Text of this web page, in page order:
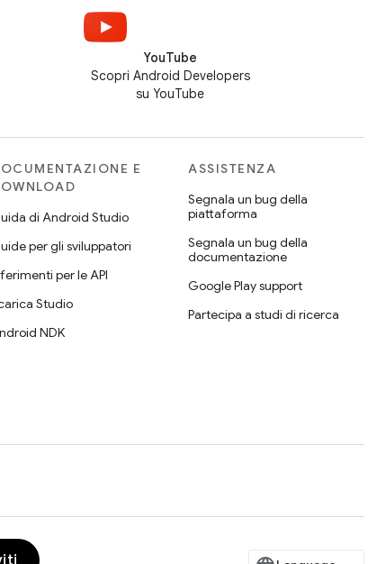
YouTube
Scopri Android Developers
su YouTube
E
di Android Studio
per gli sviluppatori
per le API
Studio
NDK
ASSISTENZA
Segnala un bug della
piattaforma
Segnala un bug della
documentazione
Google Play support
Partecipa a studi di ricerca